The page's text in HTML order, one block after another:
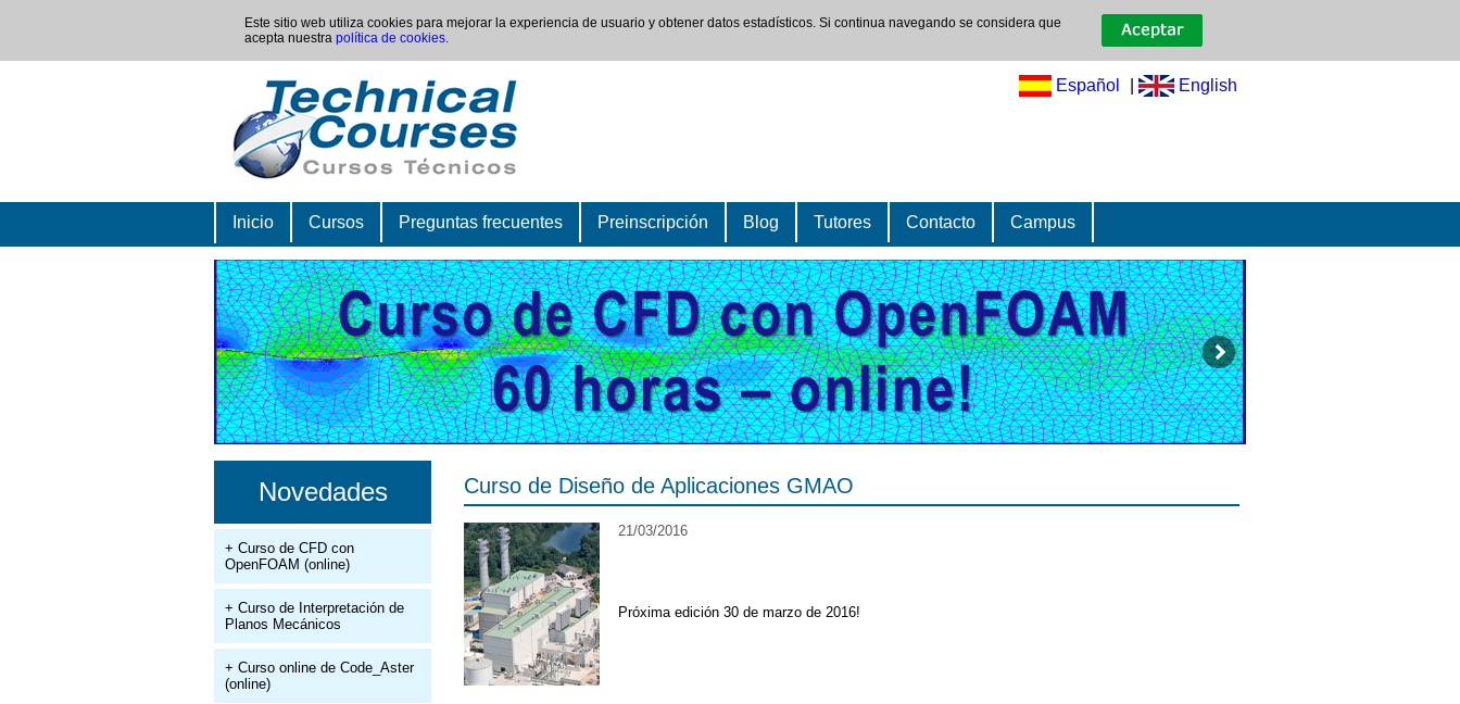
Este sitio web utiliza cookies para mejorar la experiencia de usuario y obtener datos estadísticos. Si continua navegando se considera que
acepta nuestra política de cookies.
Español English
Inicio Cursos Preguntas frecuentes Preinscripción Blog Tutores Contacto Campus
Novedades
+ Curso de CFD con
OpenFOAM (online)
+ Curso de Interpretación de
Planos Mecánicos
+ Curso online de Code_Aster
(online)
Curso de Diseño de Aplicaciones GMAO
21/03/2016
Próxima edición 30 de marzo de 2016!